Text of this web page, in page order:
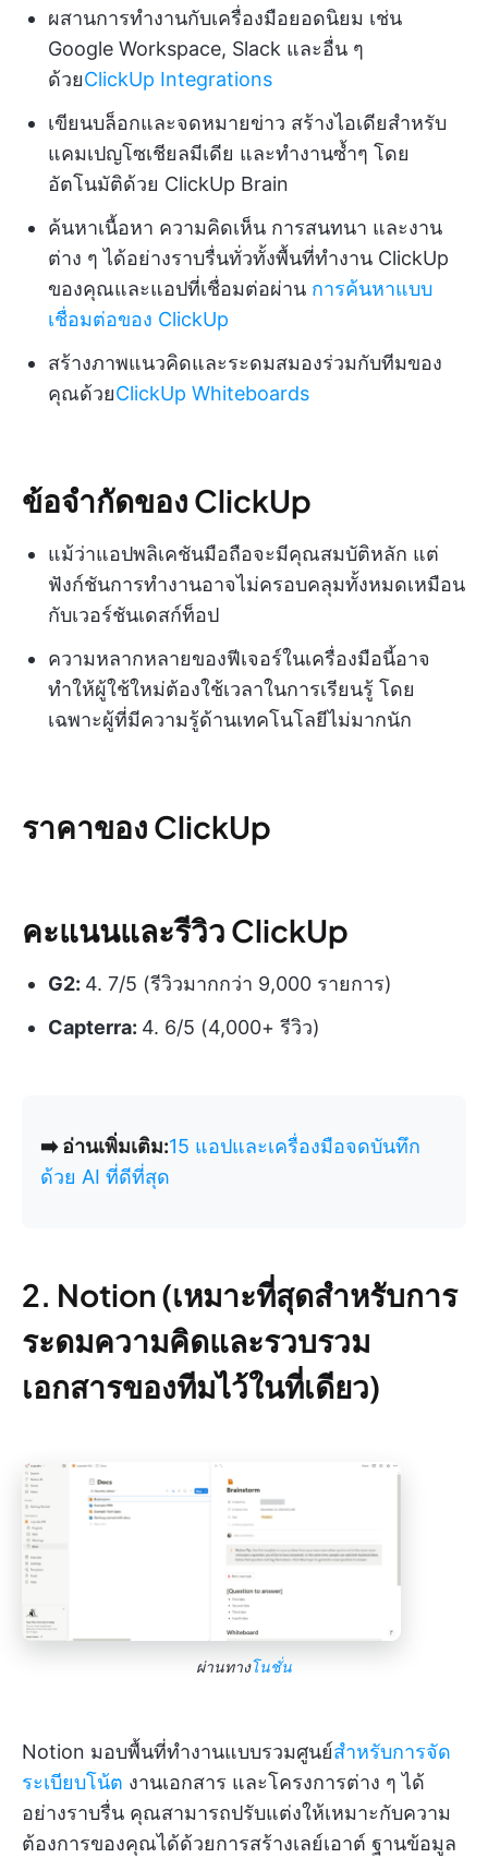
ผสานการทำงานกับเครื่องมือยอดนิยม เช่น
Google Workspace, Slack และอื่น ๆ
ด้วยClickUp Integrations
เขียนบล็อกและจดหมายข่าว สร้างไอเดียสำหรับ
แคมเปญโซเชียลมีเดีย และทำงานซ้ำๆ โดย
อัตโนมัติด้วย ClickUp Brain
ค้นหาเนื้อหา ความคิดเห็น การสนทนา และงาน
ต่าง ๆ ได้อย่างราบรื่นทั่วทั้งพื้นที่ทำงาน ClickUp
ของคุณและแอปที่เชื่อมต่อผ่าน การค้นหาแบบ
เชื่อมต่อของ ClickUp
สร้างภาพแนวคิดและระดมสมองร่วมกับทีมของ
คุณด้วยClickUp Whiteboards
ข้อจำกัดของ ClickUp
แม้ว่าแอปพลิเคชันมือถือจะมีคุณสมบัติหลัก แต่
ฟังก์ชันการทำงานอาจไม่ครอบคลุมทั้งหมดเหมือน
กับเวอร์ชันเดสก์ท็อป
ความหลากหลายของฟีเจอร์ในเครื่องมือนี้อาจ
ทำให้ผู้ใช้ใหม่ต้องใช้เวลาในการเรียนรู้ โดย
เฉพาะผู้ที่มีความรู้ด้านเทคโนโลยีไม่มากนัก
ราคาของ ClickUp
คะแนนและรีวิว ClickUp
G2: 4. 7/5 (รีวิวมากกว่า 9,000 รายการ)
Capterra: 4. 6/5 (4,000+ รีวิว)
➡️ อ่านเพิ่มเติม:15 แอปและเครื่องมือจดบันทึก
ด้วย AI ที่ดีที่สุด
2. Notion (เหมาะที่สุดสำหรับการ
ระดมความคิดและรวบรวม
เอกสารของทีมไว้ในที่เดียว)
ผ่านทางโนชั่น
Notion มอบพื้นที่ทำงานแบบรวมศูนย์สำหรับการจัด
ระเบียบโน้ต งานเอกสาร และโครงการต่าง ๆ ได้
อย่างราบรื่น คุณสามารถปรับแต่งให้เหมาะกับความ
ต้องการของคุณได้ด้วยการสร้างเลย์เอาต์ ฐานข้อมูล